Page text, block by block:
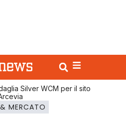
Silver WCM per il sito
MERCATO